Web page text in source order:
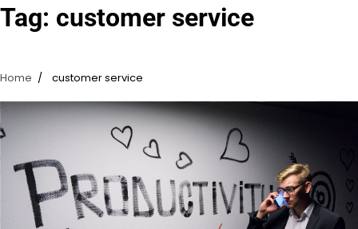
Tag: customer service
Home customer service